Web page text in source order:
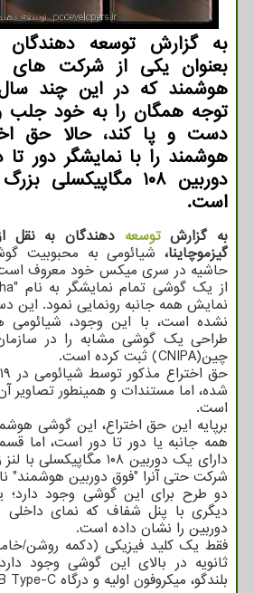
به گزارش توسعه
بعنوان یكی از شركت های
هوشمند كه در این چند سال
توجه همگان را به خود جلب
دست و پا كند، حالا حق
هوشمند را با نمایشگر دور
دوربین ۱۰۸
است.
به گزارشتوسعه دهندگان به نقل
گیزموچاینا، شیائومی به محبوبیت
حاشیه در سری میکس خود معروف
نمایش همه جانبه رونمایی نمود. این
نشده است، با این وجود، شیائومی
طراحی یک گوشی مشابه را در
چین(CNIPA) ثبت کرده است.
شده، اما مستندات و همینطور تصاویر
است.
برپایه این حق اختراع، این گوشی
همه جانبه یا دور تا دور است، اما
دارای یک دوربین ۱۰۸
شرکت حتی آنرا "فوق دوربین هوشمند"
دو طرح برای این گوشی وجود
دیگری با پنل شفاف که نمای
دوربین را نشان داده است.
فقط یک کلید فیزیکی (دکمه روشن/
ثانویه در بالای این گوشی وجود
بلندگو، میکروفون اولیه و درگاه USB Type-C قرار دارد.